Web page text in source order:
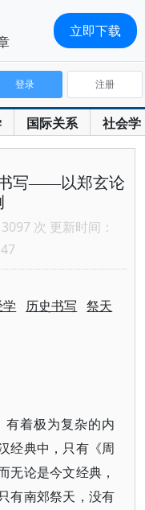
国际关系 社会学
登录 注册
书写——以郑玄论
次 更新时间：
历史书写 祭天
着极为复杂的内
经典中，只有《周
无论是今文经典，
有南郊祭天，没有
立即下载